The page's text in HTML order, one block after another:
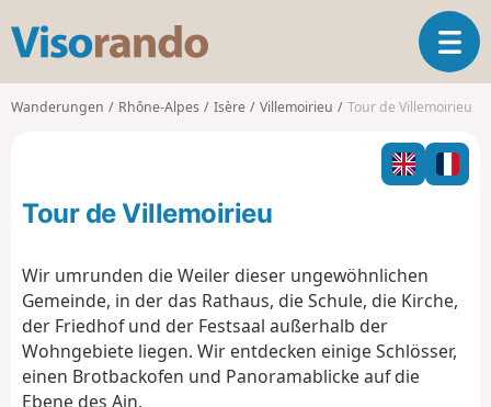
s
o
o
T
o
g
l
n
a
i
Wanderungen Rhône-Alpes Isère Villemoirieu Tour de Villemoirieu
Tour de Villemoirieu
Wir umrunden die Weiler dieser ungewöhnlichen
Gemeinde, in der das Rathaus, die Schule, die Kirche,
der Friedhof und der Festsaal außerhalb der
Wohngebiete liegen. Wir entdecken einige Schlösser,
einen Brotbackofen und Panoramablicke auf die
Ebene des Ain.